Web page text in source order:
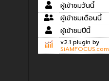
ผู้เข้าชมวันนี้
ผู้เข้าชมเดือนนี้
ผู้เข้าชมปีนี้
v2.1 plugin by
SiAMFOCUS.com